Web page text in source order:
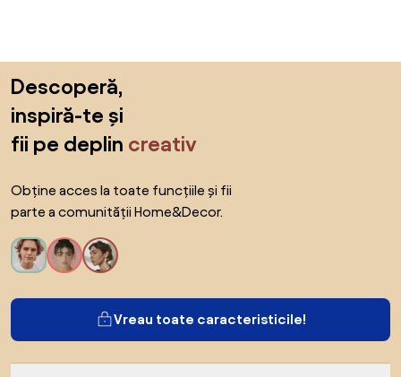
Descoperă,
inspiră-te și
fii pe deplin creativ
Obține acces la toate funcțiile și fii
parte a comunității Home&Decor.
Vreau toate caracteristicile!